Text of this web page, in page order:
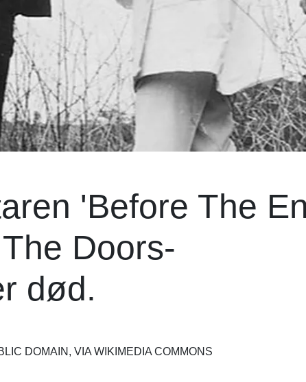
'Before The
Doors-
død.
DOMAIN, VIA WIKIMEDIA COMMONS